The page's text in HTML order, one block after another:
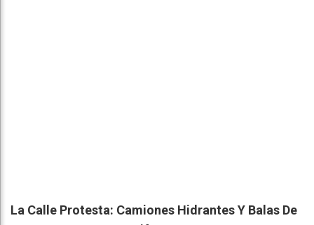
La Calle Protesta: Camiones Hidrantes Y Balas De